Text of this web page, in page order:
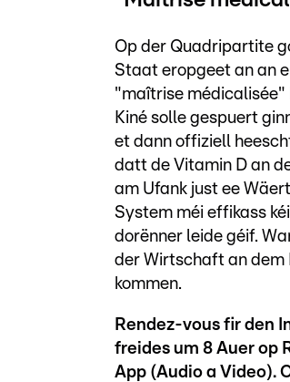
Op der Quadripartite
Staat eropgeet an an
"maîtrise médicalisée"
Kiné solle gespuert
et dann offiziell
datt de Vitamin D an
am Ufank just ee
System méi effikass
dorënner leide géif.
der Wirtschaft an dem
kommen.
Rendez-vous fir den
freides um 8 Auer op
App (Audio a Video).